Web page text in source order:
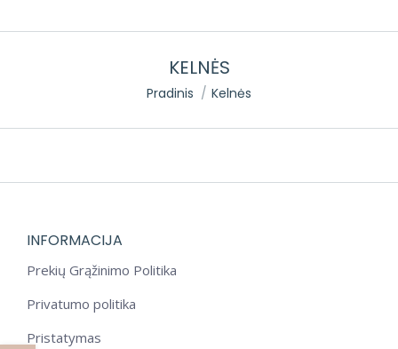
KELNĖS
You are here:
Pradinis Kelnės
INFORMACIJA
Prekių Grąžinimo Politika
Privatumo politika
Pristatymas